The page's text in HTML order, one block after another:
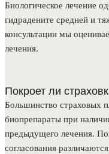
Биологическое лечение
гидрадените средней и
консультации мы
лечения.
Покроет ли
Большинство страховых
биопрепараты при
предыдущего лечения.
согласования